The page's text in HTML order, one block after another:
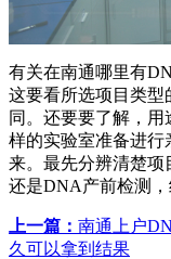
有关在南通哪里有
这要看所选项目类型
同。还要要了解，
样的实验室准备进行
来。最先分辨清楚项
还是DNA产前检测，
上一篇： 南通上户
久可以拿到结果